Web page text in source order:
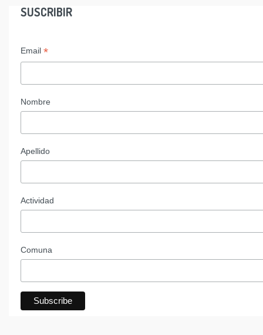
SUSCRIBIR
Email *
Nombre
Apellido
Actividad
Comuna